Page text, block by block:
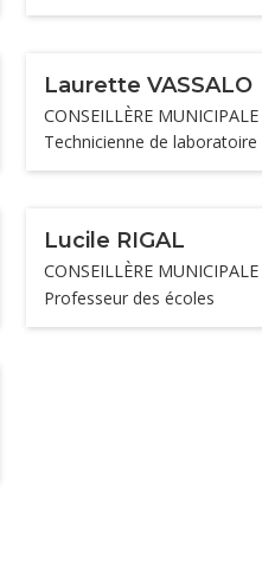
Laurette VASSALO
CONSEILLÈRE MUNICIPALE
Technicienne de laboratoire
Lucile RIGAL
CONSEILLÈRE MUNICIPALE
Professeur des écoles